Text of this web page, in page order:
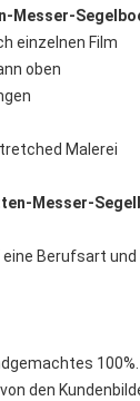
Messer-
einzelnen Film
oben
Malerei
Messer-
Berufsart
100%.
den